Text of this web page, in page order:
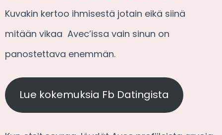
Kuvakin kertoo ihmisestä jotain eikä siinä
mitään vikaa Avec’issa vain sinun on
panostettava enemmän.
Lue kokemuksia Fb Datingista